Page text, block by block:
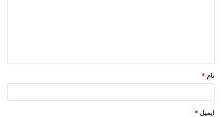
*
نام *
ایمیل *